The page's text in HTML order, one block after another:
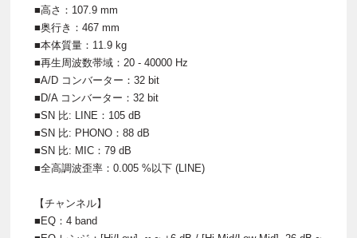
■高さ：107.9 mm
■奥行き：467 mm
■本体質量：11.9 kg
■再生周波数帯域：20 - 40000 Hz
■A/D コンバーター：32 bit
■D/A コンバーター：32 bit
■SN 比: LINE：105 dB
■SN 比: PHONO：88 dB
■SN 比: MIC：79 dB
■全高調波歪率：0.005 %以下 (LINE)
【チャンネル】
■EQ：4 band